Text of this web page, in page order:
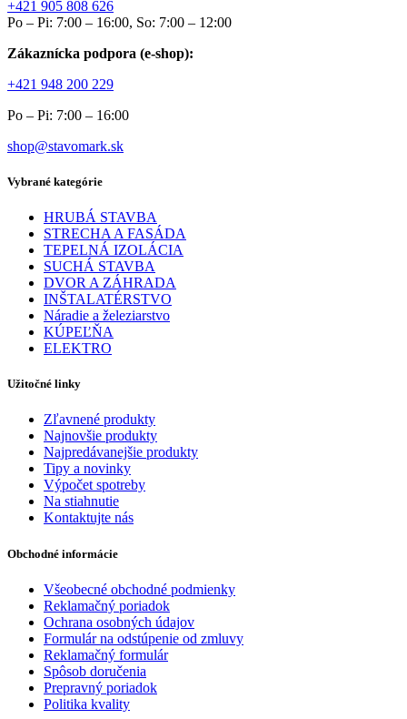
+421 905 808 626
Po – Pi: 7:00 – 16:00, So: 7:00 – 12:00
Zákaznícka podpora (e-shop):
+421 948 200 229
Po – Pi: 7:00 – 16:00
shop@stavomark.sk
Vybrané kategórie
HRUBÁ STAVBA
STRECHA A FASÁDA
TEPELNÁ IZOLÁCIA
SUCHÁ STAVBA
DVOR A ZÁHRADA
INŠTALATÉRSTVO
Náradie a železiarstvo
KÚPEĽŇA
ELEKTRO
Užitočné linky
Zľavnené produkty
Najnovšie produkty
Najpredávanejšie produkty
Tipy a novinky
Výpočet spotreby
Na stiahnutie
Kontaktujte nás
Obchodné informácie
Všeobecné obchodné podmienky
Reklamačný poriadok
Ochrana osobných údajov
Formulár na odstúpenie od zmluvy
Reklamačný formulár
Spôsob doručenia
Prepravný poriadok
Politika kvality